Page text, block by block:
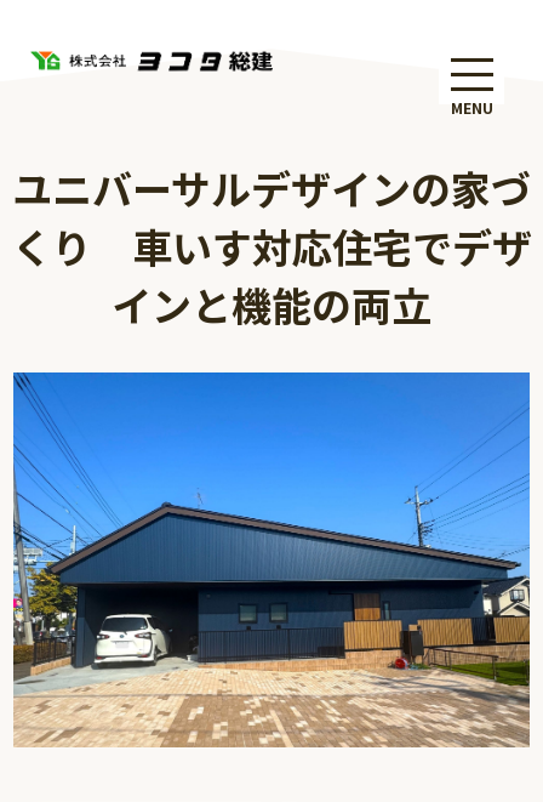
MENU
ユニバーサルデザインの家づ
くり 車いす対応住宅でデザ
インと機能の両立